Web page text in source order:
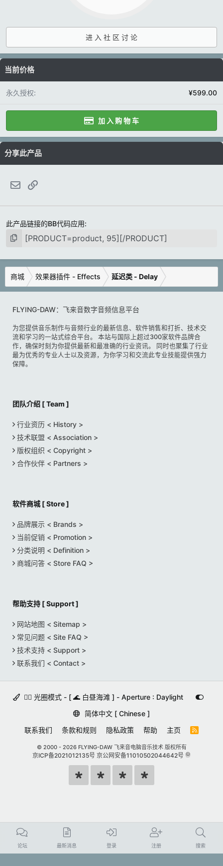
进 入 社 区 讨 论
当前价格
永久授权 ¥599.00
加 入 购 物 车
分享此产品
邮件
此产品链接的BB代码应用
商城 效果器插件 - Effects 延迟类 - Delay
FLYING-DAW：飞来音数字音频信息平台
为您提供音乐制作与音频行业的最新信息、软件销售和打折、技术交
流和学习的一站式综合平台。 本站与国际上超过300家软件品牌合
作，确保时刻为你提供最新和最准确的行业资讯。 同时也聚集了行业
最为优秀的专业人士以及资源，为你学习和交流此专业技能提供强力
保障。
团队介绍 [ Team ]
行业资历 < History >
技术联盟 < Association >
版权组织 < Copyright >
合作伙伴 < Partners >
软件商城 [ Store ]
品牌展示 < Brands >
当前促销 < Promotion >
分类说明 < Definition >
商城问答 < Store FAQ >
帮助支持 [ Support ]
网站地图 < Sitemap >
常见问题 < Site FAQ >
技术支持 < Support >
联系我们 < Contact >
🚵‍♀️ 光圈模式 - [ 🌊 白昼海滩 ] - Aperture : Daylight
简体中文 [ Chinese ]
联系我们
条款和规则 隐私政策 帮助 主页
R
© 2000 - 2026 FLYING-DAW 飞来音电脑音乐技术 版权所有
京ICP备2021012135号 京公网安备11010502044642号
论坛 最新消息 登录 注册 搜索